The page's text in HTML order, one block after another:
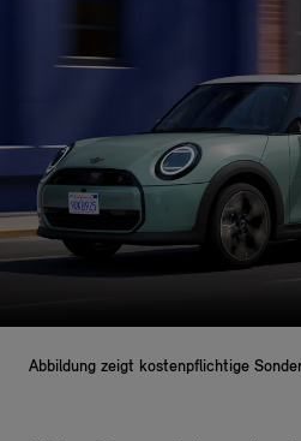
Abbildung zeigt kostenpflichtige